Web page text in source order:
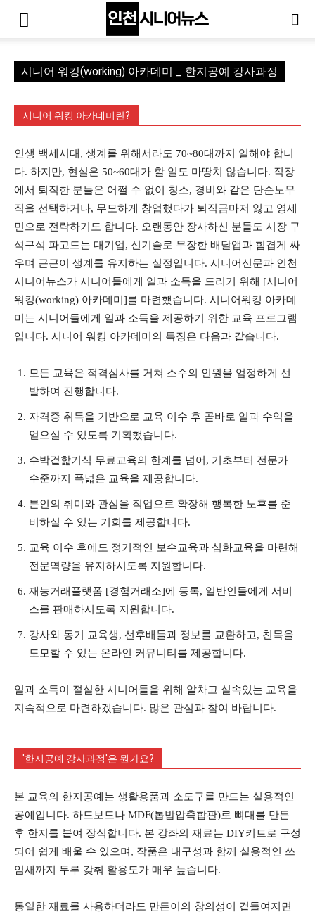
시니어 워킹(working) 아카데미 _ 한지공예 강사과정
시니어 워킹 아카데미란?
인생 백세시대, 생계를 위해서라도 70~80대까지 일해야 합니
다. 하지만, 현실은 50~60대가 할 일도 마땅치 않습니다. 직장
에서 퇴직한 분들은 어쩔 수 없이 청소, 경비와 같은 단순노무
직을 선택하거나, 무모하게 창업했다가 퇴직금마저 잃고 영세
민으로 전락하기도 합니다. 오랜동안 장사하신 분들도 시장 구
석구석 파고드는 대기업, 신기술로 무장한 배달앱과 힘겹게 싸
우며 근근이 생계를 유지하는 실정입니다. 시니어신문과 인천
시니어뉴스가 시니어들에게 일과 소득을 드리기 위해 [시니어
워킹(working) 아카데미]를 마련했습니다. 시니어워킹 아카데
미는 시니어들에게 일과 소득을 제공하기 위한 교육 프로그램
입니다. 시니어 워킹 아카데미의 특징은 다음과 같습니다.
모든 교육은 적격심사를 거쳐 소수의 인원을 엄정하게 선
발하여 진행합니다.
자격증 취득을 기반으로 교육 이수 후 곧바로 일과 수익을
얻으실 수 있도록 기획했습니다.
수박겉핥기식 무료교육의 한계를 넘어, 기초부터 전문가
수준까지 폭넓은 교육을 제공합니다.
본인의 취미와 관심을 직업으로 확장해 행복한 노후를 준
비하실 수 있는 기회를 제공합니다.
교육 이수 후에도 정기적인 보수교육과 심화교육을 마련해
전문역량을 유지하시도록 지원합니다.
재능거래플랫폼 [경험거래소]에 등록, 일반인들에게 서비
스를 판매하시도록 지원합니다.
강사와 동기 교육생, 선후배들과 정보를 교환하고, 친목을
도모할 수 있는 온라인 커뮤니티를 제공합니다.
일과 소득이 절실한 시니어들을 위해 알차고 실속있는 교육을
지속적으로 마련하겠습니다. 많은 관심과 참여 바랍니다.
'한지공예 강사과정'은 뭔가요?
본 교육의 한지공예는 생활용품과 소도구를 만드는 실용적인
공예입니다. 하드보드나 MDF(톱밥압축합판)로 뼈대를 만든
후 한지를 붙여 장식합니다. 본 강좌의 재료는 DIY키트로 구성
되어 쉽게 배울 수 있으며, 작품은 내구성과 함께 실용적인 쓰
임새까지 두루 갖춰 활용도가 매우 높습니다.
동일한 재료를 사용하더라도 만든이의 창의성이 곁들여지면